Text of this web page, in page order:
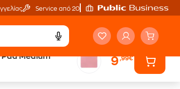
Service από 20'
Pad Medium
9,99€